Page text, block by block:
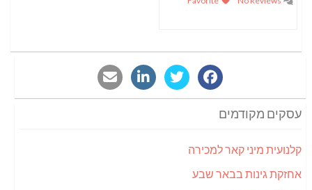
עסקים מקודמים
קלנועית מיני קאר למכירה
אחזקת גינות בבאר שבע